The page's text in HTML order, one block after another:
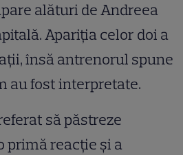
alături de Andreea
Apariția celor doi a
însă antrenorul spune
au fost interpretate.
să păstreze
primă reacție și a